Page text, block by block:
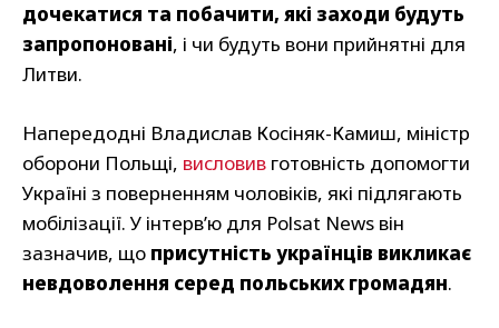
дочекатися та побачити, які заходи будуть
запропоновані, і чи будуть вони прийнятні для
Литви.
Напередодні Владислав Косіняк-Камиш, міністр
оборони Польщі, висловив готовність допомогти
Україні з поверненням чоловіків, які підлягають
мобілізації. У інтерв’ю для Polsat News він
зазначив, що присутність українців викликає
невдоволення серед польських громадян.